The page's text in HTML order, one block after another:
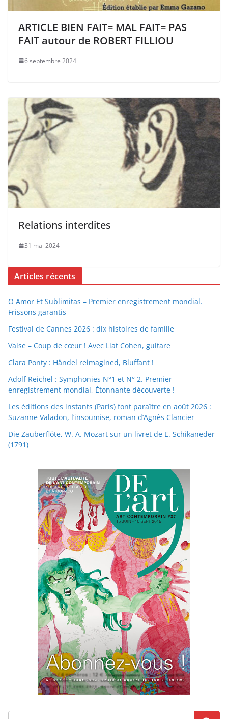
ARTICLE BIEN FAIT= MAL FAIT= PAS
FAIT autour de ROBERT FILLIOU
6 septembre 2024
Relations interdites
31 mai 2024
Articles récents
O Amor Et Sublimitas – Premier enregistrement mondial.
Frissons garantis
Festival de Cannes 2026 : dix histoires de famille
Valse – Coup de cœur ! Avec Liat Cohen, guitare
Clara Ponty : Händel reimagined, Bluffant !
Adolf Reichel : Symphonies N°1 et N° 2. Premier
enregistrement mondial, Étonnante découverte !
Les éditions des instants (Paris) font paraître en août 2026 :
Suzanne Valadon, l’insoumise, roman d’Agnès Clancier
Die Zauberflöte, W. A. Mozart sur un livret de E. Schikaneder
(1791)